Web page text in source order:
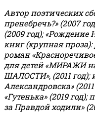
Автор поэтических
пренебречь?» (2007
(2009 год); «Рождение
книг (крупная проза):
роман
для детей «МИРАЖИ
ШАЛОСТИ», (2011 год);
Александровска»
«Гутенька» (2019 год);
за Правдой ходили»